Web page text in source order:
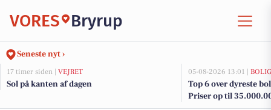
VORES Bryrup
Seneste nyt ›
17 timer siden | VEJRET
Sol på kanten af dagen
05-08-2026 13:01 |
Top 6 over dyreste
Priser op til